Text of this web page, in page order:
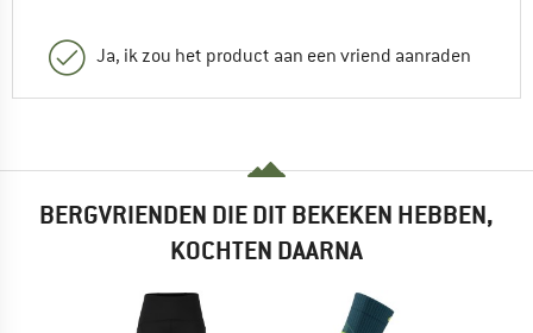
Ja, ik zou het product aan een vriend aanraden
BERGVRIENDEN DIE DIT BEKEKEN HEBBEN,
KOCHTEN DAARNA